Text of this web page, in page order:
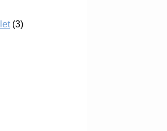
(3)